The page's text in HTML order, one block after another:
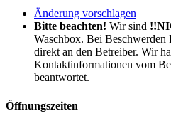
Änderung vorschlagen
Bitte beachten! Wir sind
Waschbox. Bei Beschwerden
direkt an den Betreiber. Wir
Kontaktinformationen vom
beantwortet.
Öffnungszeiten